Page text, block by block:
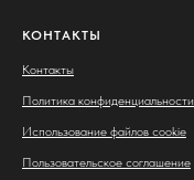
КОНТАКТЫ
Контакты
Политика конфиденциальности
Использование файлов cookie
Пользовательское соглашение